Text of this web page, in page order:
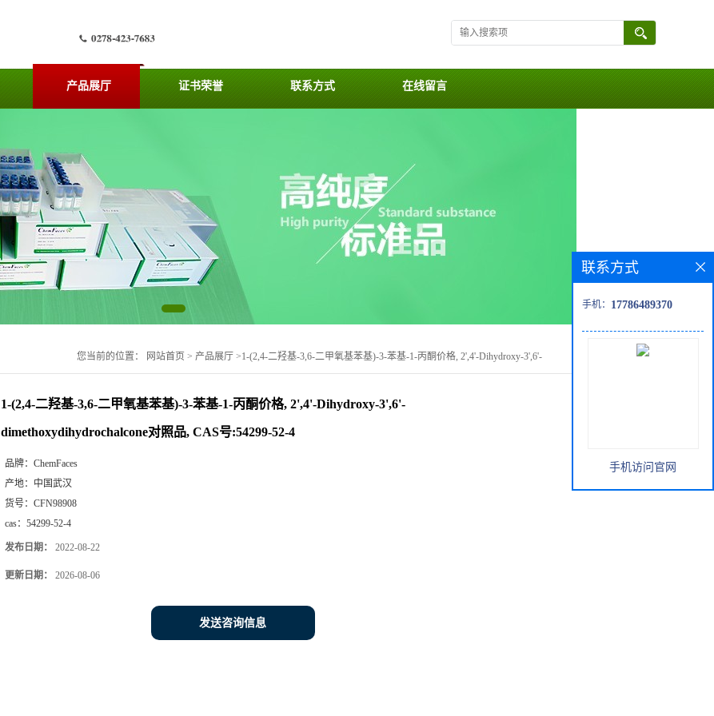
产品展厅 证书荣誉 联系方式 在线留言
您当前的位置： 网站首页 > 产品展厅 >1-(2,4-二羟基-3,6-二甲氧基苯基)-3-苯基-1-丙酮价格, 2',4'-Dihydroxy-3',6'-
1-(2,4-二羟基-3,6-二甲氧基苯基)-3-苯基-1-丙酮价格, 2',4'-Dihydroxy-3',6'-
dimethoxydihydrochalcone对照品, CAS号:54299-52-4
品牌： ChemFaces
产地： 中国武汉
货号： CFN98908
cas： 54299-52-4
发布日期： 2022-08-22
更新日期： 2026-08-06
发送咨询信息
联系方式
手机： 17786489370
手机访问官网